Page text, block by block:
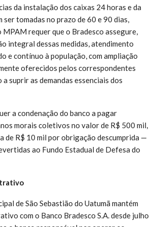
da instalação dos caixas 24 horas e da
ser tomadas no prazo de 60 e 90 dias,
requer que o Bradesco assegure,
integral dessas medidas, atendimento
e contínuo à população, com ampliação
oferecidos pelos correspondentes
a suprir as demandas essenciais dos
a condenação do banco a pagar
morais coletivos no valor de R$ 500 mil,
de R$ 10 mil por obrigação descumprida —
ao Fundo Estadual de Defesa do
de São Sebastião do Uatumã mantém
com o Banco Bradesco S.A. desde julho